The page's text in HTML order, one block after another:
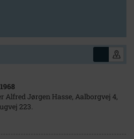
Alfred Jørgen Hasse, Aalborgvej 4,
223.